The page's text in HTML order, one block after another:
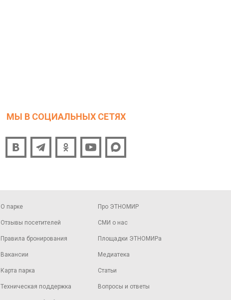
МЫ В СОЦИАЛЬНЫХ СЕТЯХ
О парке
Отзывы посетителей
Правила бронирования
Вакансии
Карта парка
Техническая поддержка
Про ЭТНОМИР
СМИ о нас
Площадки ЭТНОМИРа
Медиатека
Статьи
Вопросы и ответы